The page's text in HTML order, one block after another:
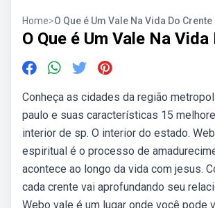
Home>O Que é Um Vale Na Vida Do Crente
O Que é Um Vale Na
Conheça as cidades da região
paulo e suas características 15
interior de sp. O interior do estado.
espiritual é o processo de
acontece ao longo da vida com jesus.
cada crente vai aprofundando seu
Webo vale é um lugar onde você pode